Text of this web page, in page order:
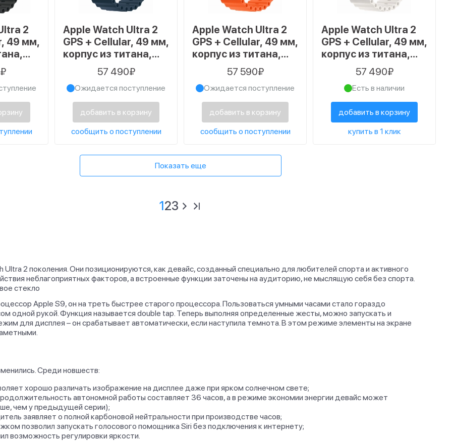
2
49 мм,
Apple Watch Ultra 2
GPS + Cellular, 49 мм,
корпус из титана,
ремешок Ocean
синего цвета
57 490₽
Ожидается поступление
добавить в корзину
сообщить о поступлении
Apple Watch Ultra 2
GPS + Cellular, 49 мм,
корпус из титана,
ремешок Ocean
оранжевого цвета
57 590₽
Ожидается поступление
добавить в корзину
сообщить о поступлении
Apple Watch Ultra 2
GPS + Cellular, 49 мм,
корпус из титана,
ремешок Ocean
белого цвета
57 490₽
Есть в наличии
добавить в корзину
купить в 1 клик
Показать еще
123
2 поколения. Они позиционируются, как девайс, созданный специально для любителей спорта и активного
неблагоприятных факторов, а встроенные функции заточены на аудиторию, не мыслящую себя без спорта.
стекло
Apple S9, он на треть быстрее старого процессора. Пользоваться умными часами стало гораздо
одной рукой. Функция называется double tap. Теперь выполняя определенные жесты, можно запускать и
для дисплея – он срабатывает автоматически, если наступила темнота. В этом режиме элементы на экране
Среди новшеств:
хорошо различать изображение на дисплее даже при ярком солнечном свете;
автономной работы составляет 36 часов, а в режиме экономии энергии девайс может
чем у предыдущей серии);
заявляет о полной карбоновой нейтральности при производстве часов;
позволил запускать голосового помощника Siri без подключения к интернету;
возможность регулировки яркости.